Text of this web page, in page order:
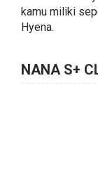
kamu miliki
Hyena.
NANA S+